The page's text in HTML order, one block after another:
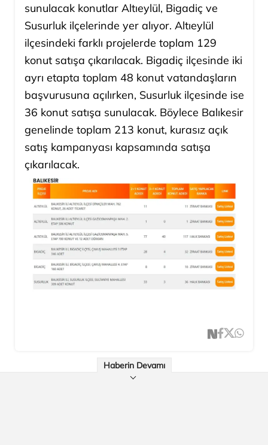
sunulacak konutlar Altıeylül, Bigadiç ve
Susurluk ilçelerinde yer alıyor. Altıeylül
ilçesindeki farklı projelerde toplam 129
konut satışa çıkarılacak. Bigadiç ilçesinde iki
ayrı etapta toplam 48 konut vatandaşların
başvurusuna açılırken, Susurluk ilçesinde ise
36 konut satışa sunulacak. Böylece Balıkesir
genelinde toplam 213 konut, kurasız açık
satış kampanyası kapsamında satışa
çıkarılacak.
Haberin Devamı